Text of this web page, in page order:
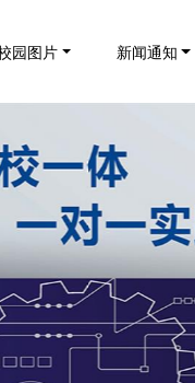
园图片 新闻通知